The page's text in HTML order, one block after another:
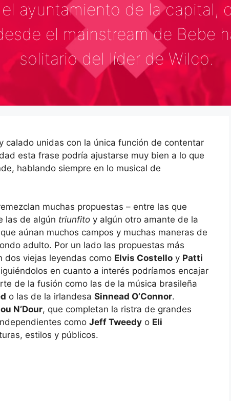
ayuntamiento de la capital,
el mainstream de Bebe
solitario del líder de Wilco.
calado unidas con la única función de contentar
esta frase podría ajustarse muy bien a lo que
hablando siempre en lo musical de
muchas propuestas – entre las que
las de algún triunfito y algún otro amante de la
aúnan muchos campos y muchas maneras de
adulto. Por un lado las propuestas más
dos viejas leyendas como Elvis Costello y Patti
en cuanto a interés podríamos encajar
de la fusión como las de la música brasileña
o las de la irlandesa Sinnead O’Connor.
N’Dour, que completan la ristra de grandes
como Jeff Tweedy o Eli
estilos y públicos.